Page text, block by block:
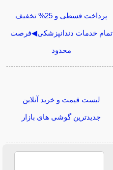
پرداخت قسطی و 25% تخفیف
تمام خدمات دندانپزشکی◀فرصت
محدود
لیست قیمت و خرید آنلاین
جدیدترین گوشی های بازار